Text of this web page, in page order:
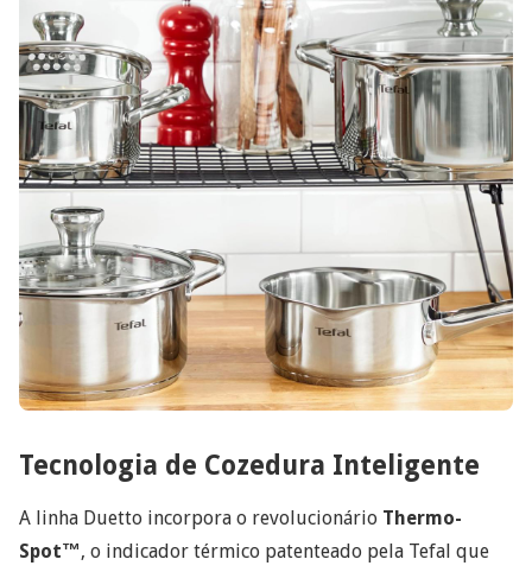
Tecnologia de Cozedura Inteligente
A linha Duetto incorpora o revolucionário Thermo-
Spot™, o indicador térmico patenteado pela Tefal que